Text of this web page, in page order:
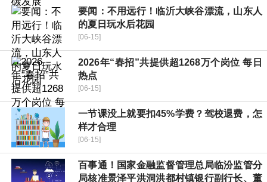
要闻：不用远行！临沂大峡谷漂流，山东人
的夏日玩水后花园
[06-15]
2026年“春招”共提供超1268万个岗位 每日
热点
[06-15]
一节课没上就要扣45%学费？驾校退费，怎
样才合理
[06-15]
百事通！国家金融监督管理总局临汾监管分
局核准景泽平洪洞洪都村镇银行副行长、董